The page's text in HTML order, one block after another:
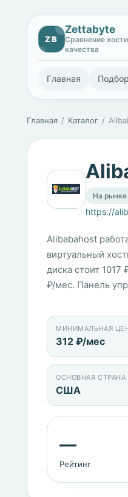
ZB
Zettabyte
Сравнение
качества
Главная
Главная Каталог
На
https://
Alibabahost
виртуальный
диска стоит
₽/мес. Панель
МИНИМАЛЬНАЯ
312 ₽/мес
ОСНОВНАЯ СТРАНА
США
—
Рейтинг